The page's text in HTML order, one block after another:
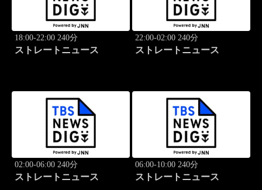
18:00-22:00 240分
ストレートニュース
22:00-02:00 240分
ストレートニュース
02:00-06:00 240分
ストレートニュース
06:00-10:00 240分
ストレートニュース